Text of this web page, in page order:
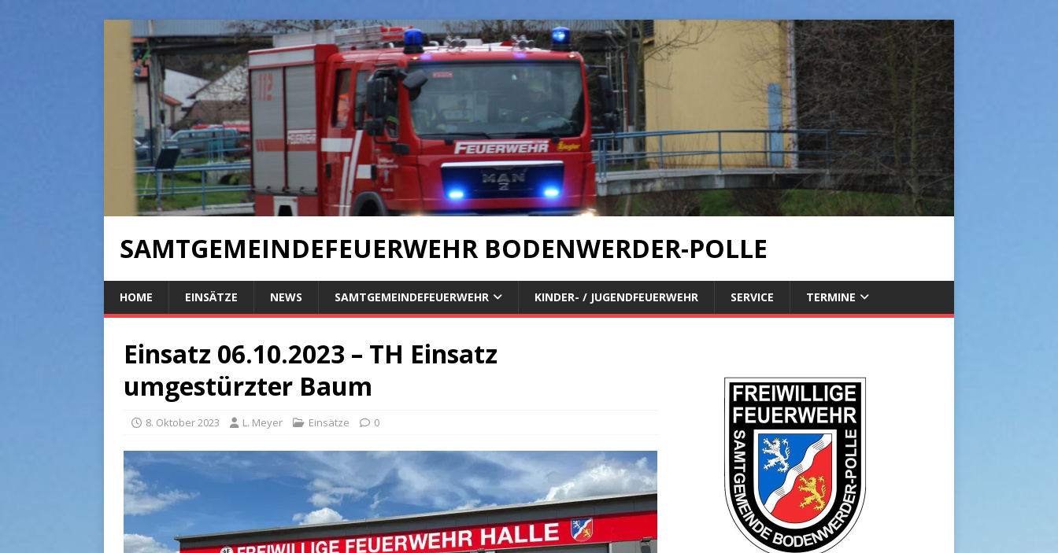
SAMTGEMEINDEFEUERWEHR BODENWERDER-POLLE
HOME EINSÄTZE NEWS SAMTGEMEINDEFEUERWEHR KINDER- / JUGENDFEUERWEHR SERVICE TERMINE
Einsatz 06.10.2023 – TH Einsatz
umgestürzter Baum
8. Oktober 2023 L. Meyer Einsätze 0